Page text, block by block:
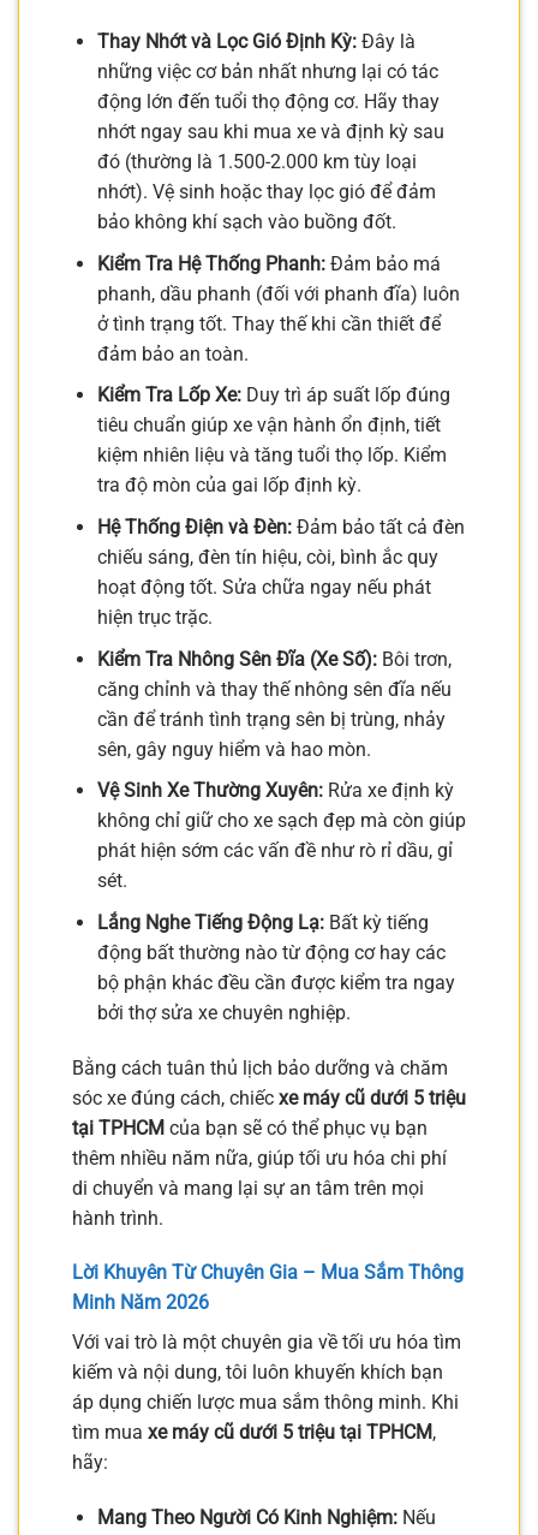
Thay Nhớt và Lọc Gió Định Kỳ:Đây là
những việc cơ bản nhất nhưng lại có tác
động lớn đến tuổi thọ động cơ. Hãy thay
nhớt ngay sau khi mua xe và định kỳ sau
đó (thường là 1.500-2.000 km tùy loại
nhớt). Vệ sinh hoặc thay lọc gió để đảm
bảo không khí sạch vào buồng đốt.
Kiểm Tra Hệ Thống Phanh:Đảm bảo má
phanh, dầu phanh (đối với phanh đĩa) luôn
ở tình trạng tốt. Thay thế khi cần thiết để
đảm bảo an toàn.
Kiểm Tra Lốp Xe:Duy trì áp suất lốp đúng
tiêu chuẩn giúp xe vận hành ổn định, tiết
kiệm nhiên liệu và tăng tuổi thọ lốp. Kiểm
tra độ mòn của gai lốp định kỳ.
Hệ Thống Điện và Đèn:Đảm bảo tất cả đèn
chiếu sáng, đèn tín hiệu, còi, bình ắc quy
hoạt động tốt. Sửa chữa ngay nếu phát
hiện trục trặc.
Kiểm Tra Nhông Sên Đĩa (Xe Số):Bôi trơn,
căng chỉnh và thay thế nhông sên đĩa nếu
cần để tránh tình trạng sên bị trùng, nhảy
sên, gây nguy hiểm và hao mòn.
Vệ Sinh Xe Thường Xuyên:Rửa xe định kỳ
không chỉ giữ cho xe sạch đẹp mà còn giúp
phát hiện sớm các vấn đề như rò rỉ dầu, gỉ
sét.
Lắng Nghe Tiếng Động Lạ:Bất kỳ tiếng
động bất thường nào từ động cơ hay các
bộ phận khác đều cần được kiểm tra ngay
bởi thợ sửa xe chuyên nghiệp.
Bằng cách tuân thủ lịch bảo dưỡng và chăm
sóc xe đúng cách, chiếc xe máy cũ dưới 5 triệu
tại TPHCM của bạn sẽ có thể phục vụ bạn
thêm nhiều năm nữa, giúp tối ưu hóa chi phí
di chuyển và mang lại sự an tâm trên mọi
hành trình.
Lời Khuyên Từ Chuyên Gia – Mua Sắm Thông
Minh Năm 2026
Với vai trò là một chuyên gia về tối ưu hóa tìm
kiếm và nội dung, tôi luôn khuyến khích bạn
áp dụng chiến lược mua sắm thông minh. Khi
tìm mua xe máy cũ dưới 5 triệu tại TPHCM,
hãy:
Mang Theo Người Có Kinh Nghiệm:Nếu